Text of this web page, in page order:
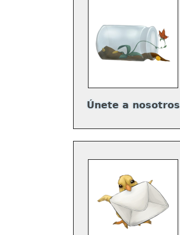
Únete a nosotros